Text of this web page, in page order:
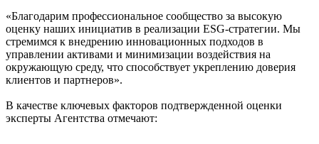
«Благодарим профессиональное сообщество за высокую
оценку наших инициатив в реализации ESG-стратегии. Мы
стремимся к внедрению инновационных подходов в
управлении активами и минимизации воздействия на
окружающую среду, что способствует укреплению доверия
клиентов и партнеров».
В качестве ключевых факторов подтвержденной оценки
эксперты Агентства отмечают: